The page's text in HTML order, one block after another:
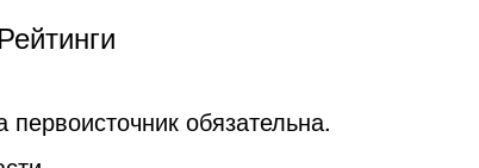
Рейтинги
обязательна.